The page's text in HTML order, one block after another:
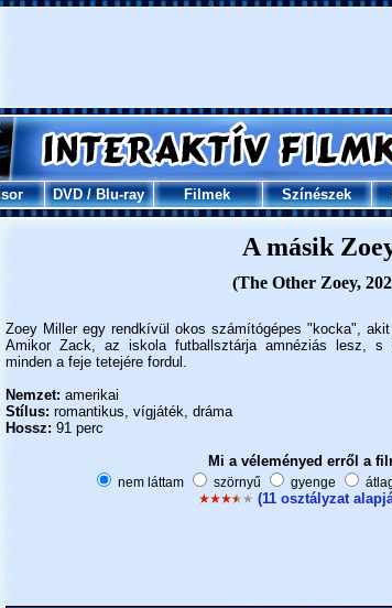
DVD/Blu-ray Filmek Színészek
A másik
(The Other Zoey,
Zoey Miller egy rendkívül okos számítógépes "kocka",
Amikor Zack, az iskola futballsztárja amnéziás lesz, s
minden a feje tetejére fordul.
Nemzet: amerikai
Stílus: romantikus, vígjáték, dráma
Hossz: 91 perc
Mi a véleményed erről a
nem láttam szörnyű gyenge
(11 osztályzat